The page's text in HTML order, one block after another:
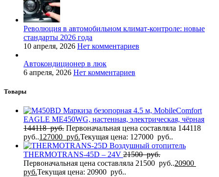
Революция в автомобильном климат-контроле: новые
стандарты 2026 года
10 апреля, 2026 Нет комментариев
Автокондиционер в люк
6 апреля, 2026 Нет комментариев
Товары
Маркиза безопорная 4.5 м, MobileComfort
EAGLE MЕ450WG, настенная, электрическая, чёрная
144118руб. Первоначальная цена составляла 144118
руб..127000 руб.Текущая цена: 127000 руб..
Воздушный отопитель
THERMOTRANS-45D – 24V 21500руб.
Первоначальная цена составляла 21500 руб..20900
руб.Текущая цена: 20900 руб..